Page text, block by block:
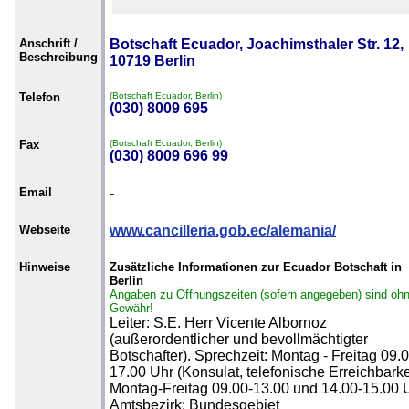
Anschrift /
Beschreibung
Botschaft Ecuador, Joachimsthaler Str. 12,
10719 Berlin
Telefon (Botschaft Ecuador, Berlin)
(030) 8009 695
Fax (Botschaft Ecuador, Berlin)
(030) 8009 696 99
Email -
Webseite www.cancilleria.gob.ec/alemania/
Hinweise
Zusätzliche Informationen zur Ecuador Botschaft in
Berlin
Angaben zu Öffnungszeiten (sofern angegeben) sind
Gewähr!
Leiter: S.E. Herr Vicente Albornoz
(außerordentlicher und bevollmächtigter
Botschafter). Sprechzeit: Montag - Freitag
17.00 Uhr (Konsulat, telefonische
Montag-Freitag 09.00-13.00 und 14.00-15.00
Amtsbezirk: Bundesgebiet